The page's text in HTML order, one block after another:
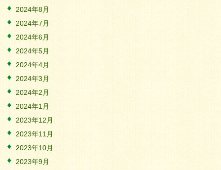
2024年8月
2024年7月
2024年6月
2024年5月
2024年4月
2024年3月
2024年2月
2024年1月
2023年12月
2023年11月
2023年10月
2023年9月